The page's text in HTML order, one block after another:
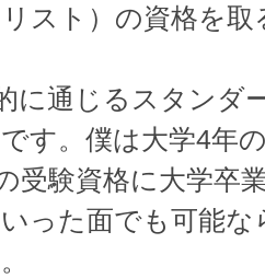
スト）の資格を
に通じるスタンダ
す。僕は大学4年
受験資格に大学卒
った面でも可能